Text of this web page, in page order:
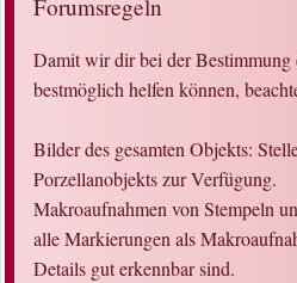
Forumsregeln
Damit wir dir bei der Bestimmung
bestmöglich helfen können,
Bilder des gesamten Objekts:
Porzellanobjekts zur Verfügung.
Makroaufnahmen von Stempeln
alle Markierungen als
Details gut erkennbar sind.